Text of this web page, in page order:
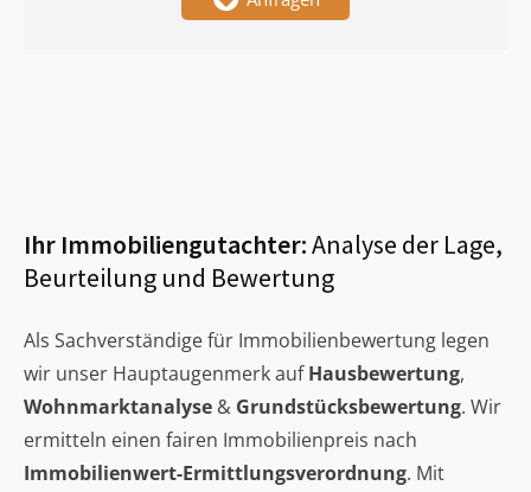
Ihr Immobiliengutachter:Analyse der Lage,
Beurteilung und Bewertung
Als Sachverständige für Immobilienbewertung legen
wir unser Hauptaugenmerk aufHausbewertung,
Wohnmarktanalyse & Grundstücksbewertung. Wir
ermitteln einen fairen Immobilienpreis nach
Immobilienwert-Ermittlungsverordnung. Mit